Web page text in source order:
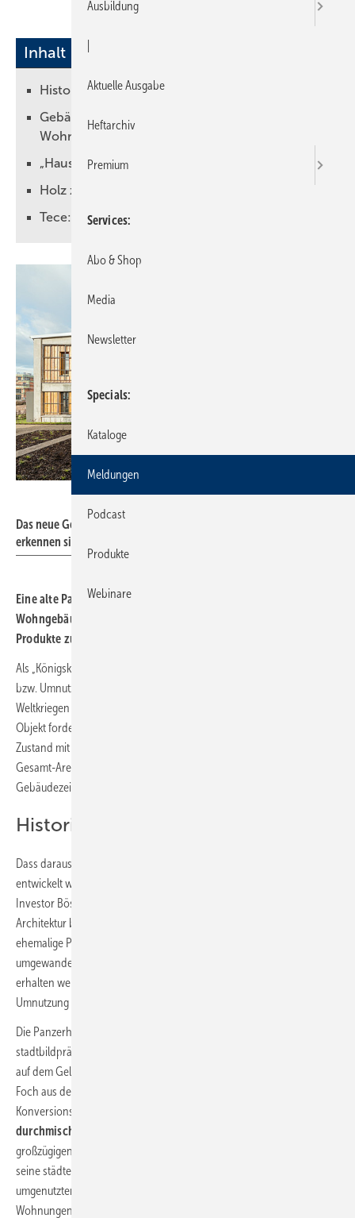
Inhalt
Historische Panzerhalle umnutzen
Gebäudekonstruktion erhalten – 15
Wohnungen integrieren
„Haus im Haus“ – wie geht das?
Holz zu Beton in Kontrast setzen
Tece: Flexible Lösungen für den Sanitärbereich
arch.photo / Matthias Fuchs
Das neue Gesicht der Panzerhalle nach der Sanierung. Gut zu
erkennen sind die eingesetzten Holzmodule für die Wohnungen.
Eine alte Panzerhalle wurde mit einem Haus im Haus zu einem
Wohngebäude umfunktioniert. Im Sanitärbereich kamen Tece-
Produkte zum Einsatz.
Als „Königsklasse“ beschreibt Architekt René F. Krüger die Sanierung
bzw. Umnutzung der ausgedienten Panzerhalle, die nach den
Weltkriegen von den französischen Truppen genutzt wurde. Denn das
Objekt forderte die Planer heraus: 25-jähriger Leerstand*. Ein ruinöser
Zustand mit Graffiti und Scherben zerstörter Verglasungen. Ein
Gesamt-Areal, auf dem bis zur Jahrtausendwende monotone
Gebäudezeilen das Bild prägten.
Historische Panzerhalle umnutzen
Dass daraus dennoch ein attraktives Zuhause mit hohem Wohnwert
entwickelt werden kann, haben die Stadt Landau in der Pfalz, der
Investor Bösherz Immobilien und das Karlsruher Büro Krüger
Architektur bewiesen. Mit dem Prinzip „Haus im Haus“ haben sie die
ehemalige Panzerhalle in Landau in hochwertigen Wohnraum
umgewandelt. Die Sanierung, bei der möglichst viel vom Ursprung
erhalten werden sollte, gilt als ein herausragendes Beispiel für die
Umnutzung eines historischen Gebäudes.
Die Panzerhalle, die auf Betreiben einer Bürgerinitiative und ihrer
stadtbildprägenden Wirkung als erhaltenswert eingestuft wurde, liegt
auf dem Gelände der ehemaligen französischen Kaserne Estienne et
Foch aus dem 19. Jahrhundert. Heute gilt es als beispielhaftes
Konversionsprojekt: Im Wohnpark Am Ebenberg ist ein
durchmischtes Quartier
großzügigen Grünflächen entstanden. Der Entwurf besticht durch
seine städtebauliche Figur aus einer Zeile, einem Punkthaus und der
umgenutzten Halle davor. Alle drei Gebäude werden ausschließlich für
Wohnungen genutzt.
Ausbildung
Aktuelle Ausgabe
Heftarchiv
Premium
Services
Abo & Shop
Media
Newsletter
Specials
Kataloge
Meldungen
Podcast
Produkte
Webinare